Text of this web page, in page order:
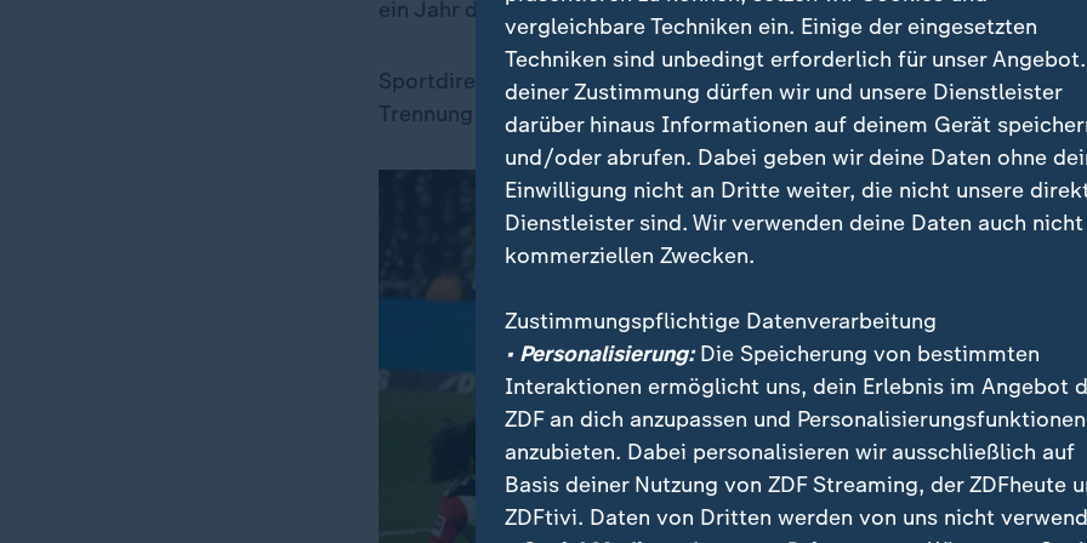
ein Jahr die U23 des Vereins.
Sportdirektor Sebastian Kehl habe die Mannschaft noch in der Nacht
Trennung informiert. Sahin soll sich bereits von seinem Team
vergleichbare Techniken ein. Einige der eingesetzten
Techniken sind unbedingt erforderlich für unser
deiner Zustimmung dürfen wir und unsere Dienstleister
darüber hinaus Informationen auf deinem Gerät
und/oder abrufen. Dabei geben wir deine Daten ohne
Einwilligung nicht an Dritte weiter, die nicht unsere
Dienstleister sind. Wir verwenden deine Daten auch nicht
kommerziellen Zwecken.
Zustimmungspflichtige Datenverarbeitung
• Personalisierung:Die Speicherung von bestimmten
Interaktionen ermöglicht uns, dein Erlebnis im Angebot
ZDF an dich anzupassen und Personalisierungsfunktionen
anzubieten. Dabei personalisieren wir ausschließlich auf
Basis deiner Nutzung von ZDF Streaming, der ZDFheute
ZDFtivi. Daten von Dritten werden von uns nicht